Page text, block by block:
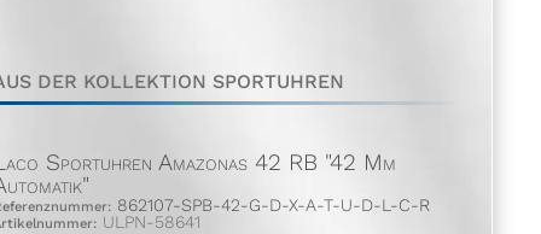
DER KOLLEKTION SPORTUHREN
Sportuhren Amazonas 42 RB "42 Mm
862107-SPB-42-G-D-X-A-T-U-D-L-C-R
ULPN-58641